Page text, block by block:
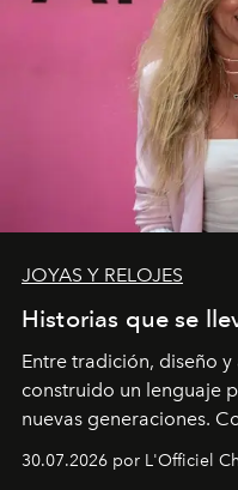
JOYAS Y RELOJES
Historias que se
Entre tradición, diseño
construido un lenguaje
nuevas generaciones.
Dubray, la responsable
Latinoamérica, sobre
30.07.2026 por L'Officiel